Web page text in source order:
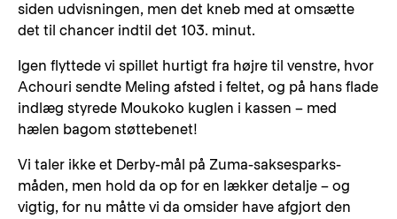
siden udvisningen, men det kneb med at omsætte
det til chancer indtil det 103. minut.
Igen flyttede vi spillet hurtigt fra højre til venstre, hvor
Achouri sendte Meling afsted i feltet, og på hans flade
indlæg styrede Moukoko kuglen i kassen – med
hælen bagom støttebenet!
Vi taler ikke et Derby-mål på Zuma-saksesparks-
måden, men hold da op for en lækker detalje – og
vigtig, for nu måtte vi da omsider have afgjort den